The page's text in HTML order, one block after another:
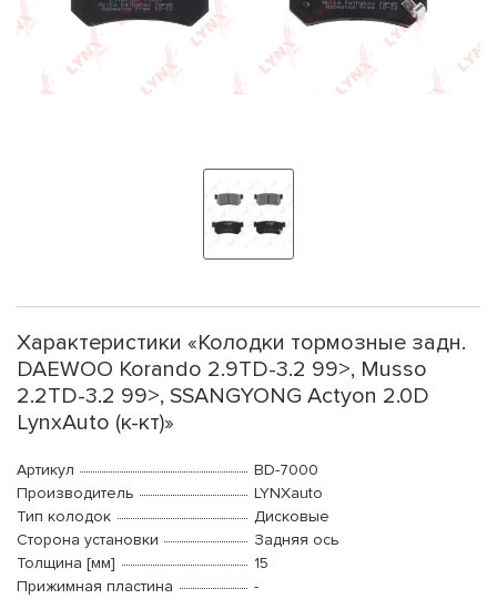
Характеристики «Колодки тормозные задн.
DAEWOO Korando 2.9TD-3.2 99>, Musso
2.2TD-3.2 99>, SSANGYONG Actyon 2.0D
LynxAuto (к-кт)»
Артикул
BD-7000
Производитель
LYNXauto
Тип колодок
Дисковые
Сторона установки
Задняя ось
Толщина [мм]
15
Прижимная пластина
-